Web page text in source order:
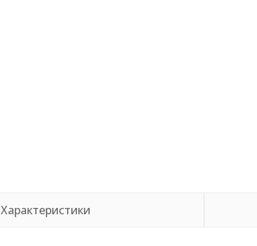
Характеристики